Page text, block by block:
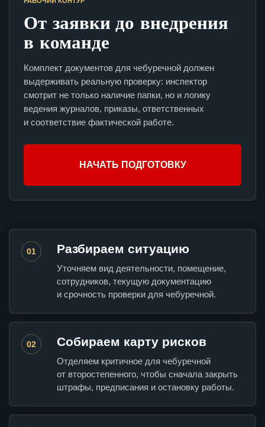
От заявки до внедрения
в команде
Комплект документов для чебуречной должен
выдерживать реальную проверку: инспектор
смотрит не только наличие папки, но и логику
ведения журналов, приказы, ответственных
и соответствие фактической работе.
НАЧАТЬ ПОДГОТОВКУ
01 Разбираем ситуацию
Уточняем вид деятельности, помещение,
сотрудников, текущую документацию
и срочность проверки для чебуречной.
02 Собираем карту рисков
Отделяем критичное для чебуречной
от второстепенного, чтобы сначала закрыть
штрафы, предписания и остановку работы.